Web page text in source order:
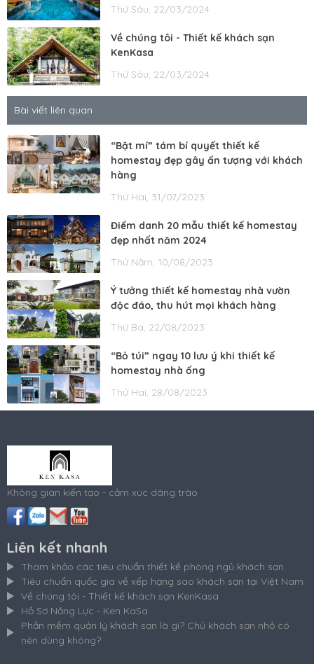
Thứ Sáu, 22/03/2024
Về chúng tôi - Thiết kế khách sạn
KenKasa
Thứ Sáu, 22/03/2024
Bài viết liên quan
“Bật mí” tám bí quyết thiết kế
homestay đẹp gây ấn tượng với khách
hàng
Thứ Hai, 31/07/2023
Điểm danh 20 mẫu thiết kế homestay
đẹp nhất năm 2024
Thứ Năm, 10/08/2023
Ý tưởng thiết kế homestay nhà vườn
độc đáo, thu hút mọi khách hàng
Thứ Ba, 22/08/2023
“Bỏ túi” ngay 10 lưu ý khi thiết kế
homestay nhà ống
Thứ Hai, 28/08/2023
Không gian kiến tạo - cảm xúc dâng trào
Liên kết nhanh
Tham khảo các tiêu chuẩn thiết kế phòng ngủ khách sạn
Tiêu chuẩn quốc gia về xếp hạng sao khách sạn tại Việt Nam
Về chúng tôi - Thiết kế khách sạn KenKasa
Hồ Sơ Năng Lực - Ken KaSa
Phần mềm quản lý khách sạn là gì? Chủ khách sạn nhỏ có
nên dùng không?